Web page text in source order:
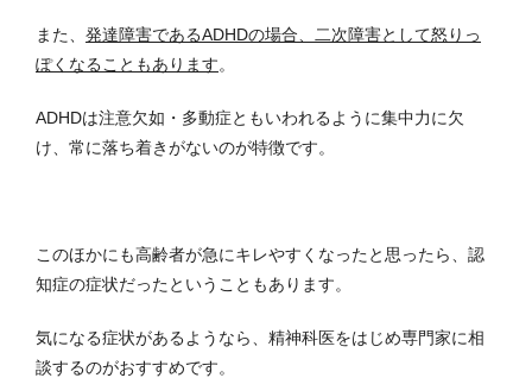
また、 発達障害であるADHDの場合、二次障害として怒りっ
ぽくなることもあります。
ADHDは注意欠如・多動症ともいわれるように集中力に欠
け、常に落ち着きがないのが特徴です。
このほかにも高齢者が急にキレやすくなったと思ったら、認
知症の症状だったということもあります。
気になる症状があるようなら、精神科医をはじめ専門家に相
談するのがおすすめです。